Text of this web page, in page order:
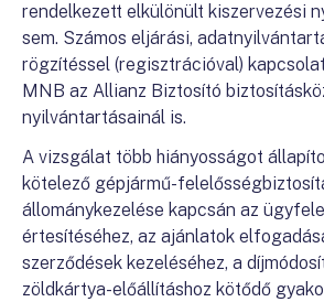
rendelkezett elkülönült kiszervezési
sem. Számos eljárási,
rögzítéssel (regisztrációval)
MNB az Allianz Biztosító
nyilvántartásainál is.
A vizsgálat több hiányosságot
kötelező gépjármű-
állománykezelése kapcsán az
értesítéséhez, az ajánlatok
szerződések kezeléséhez, a
zöldkártya-előállításhoz kötődő